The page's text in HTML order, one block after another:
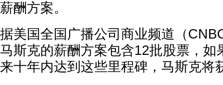
薪酬方案。
据美国全国广播公司商业频道（
马斯克的薪酬方案包含12批股票，如
来十年内达到这些里程碑，马斯克将